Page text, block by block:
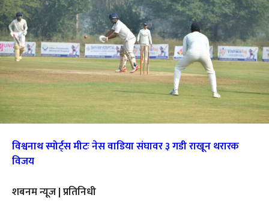
विश्वनाथ स्पोर्ट्स मीटः नेस वाडिया संघावर ३ गडी राखून थरारक
विजय
शबनम न्यूज | प्रतिनिधी